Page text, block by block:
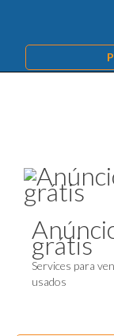
grátis
Services para
usados